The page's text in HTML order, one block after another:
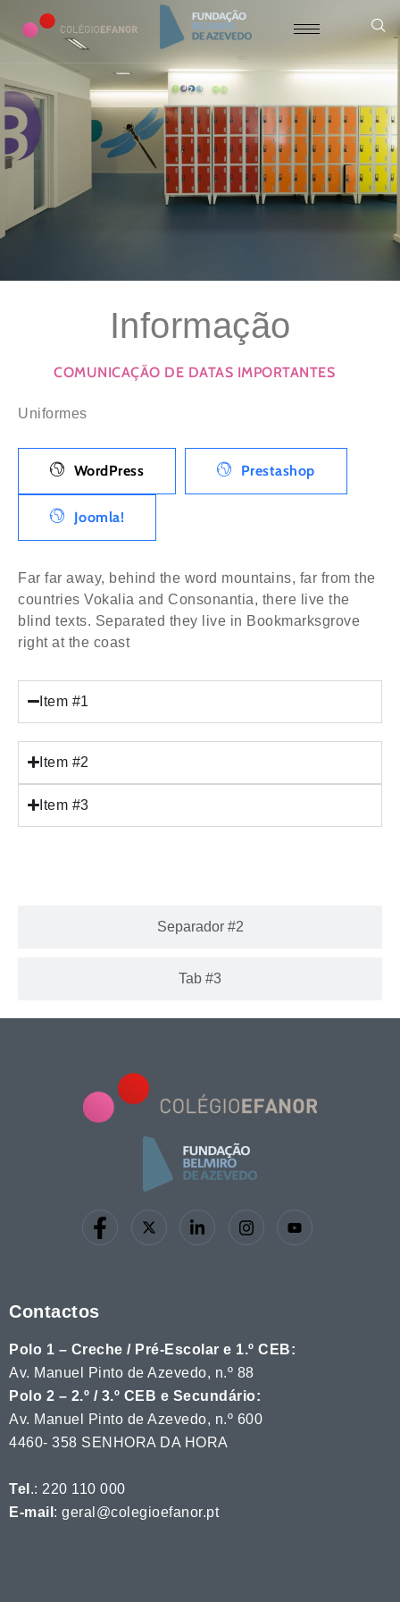
Informação
COMUNICAÇÃO DE DATAS IMPORTANTES
Uniformes
WordPress Prestashop
Joomla!
Far far away, behind the word mountains, far from the
countries Vokalia and Consonantia, there live the
blind texts. Separated they live in Bookmarksgrove
right at the coast
Item #1
Item #2
Item #3
Separador #2
Tab #3
Contactos
Polo 1 – Creche / Pré-Escolar e 1.º CEB:
Av. Manuel Pinto de Azevedo, n.º 88
Polo 2 – 2.º / 3.º CEB e Secundário:
Av. Manuel Pinto de Azevedo, n.º 600
4460- 358 SENHORA DA HORA
Tel .: 220 110 000
E-mail : geral@colegioefanor.pt